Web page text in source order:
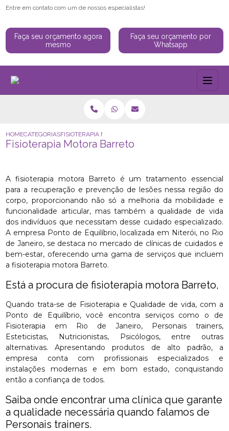
Entre em contato com um de nossos especialistas!
Faça seu orçamento agora
mesmo
Faça seu orçamento por
Whatsapp
HOMECATEGORIASFISIOTERAPIA MOTORA BARRETO
Fisioterapia Motora Barreto
A fisioterapia motora Barreto é um tratamento essencial
para a recuperação e prevenção de lesões nessa região do
corpo, proporcionando não só a melhoria da mobilidade e
funcionalidade articular, mas também a qualidade de vida
dos indivíduos que necessitam desse cuidado especializado.
A empresa Ponto de Equilíbrio, localizada em Niterói, no Rio
de Janeiro, se destaca no mercado de clínicas de cuidados e
bem-estar, oferecendo uma gama de serviços que incluem
a fisioterapia motora Barreto.
Está a procura de fisioterapia motora Barreto,
Quando trata-se de Fisioterapia e Qualidade de vida, com a
Ponto de Equilíbrio, você encontra serviços como o de
Fisioterapia em Rio de Janeiro, Personais trainers,
Esteticistas, Nutricionistas, Psicólogos, entre outras
alternativas. Apresentando produtos de alto padrão, a
empresa conta com profissionais especializados e
instalações modernas e em bom estado, conquistando
então a confiança de todos.
Saiba onde encontrar uma clínica que garante
a qualidade necessária quando falamos de
Personais trainers.